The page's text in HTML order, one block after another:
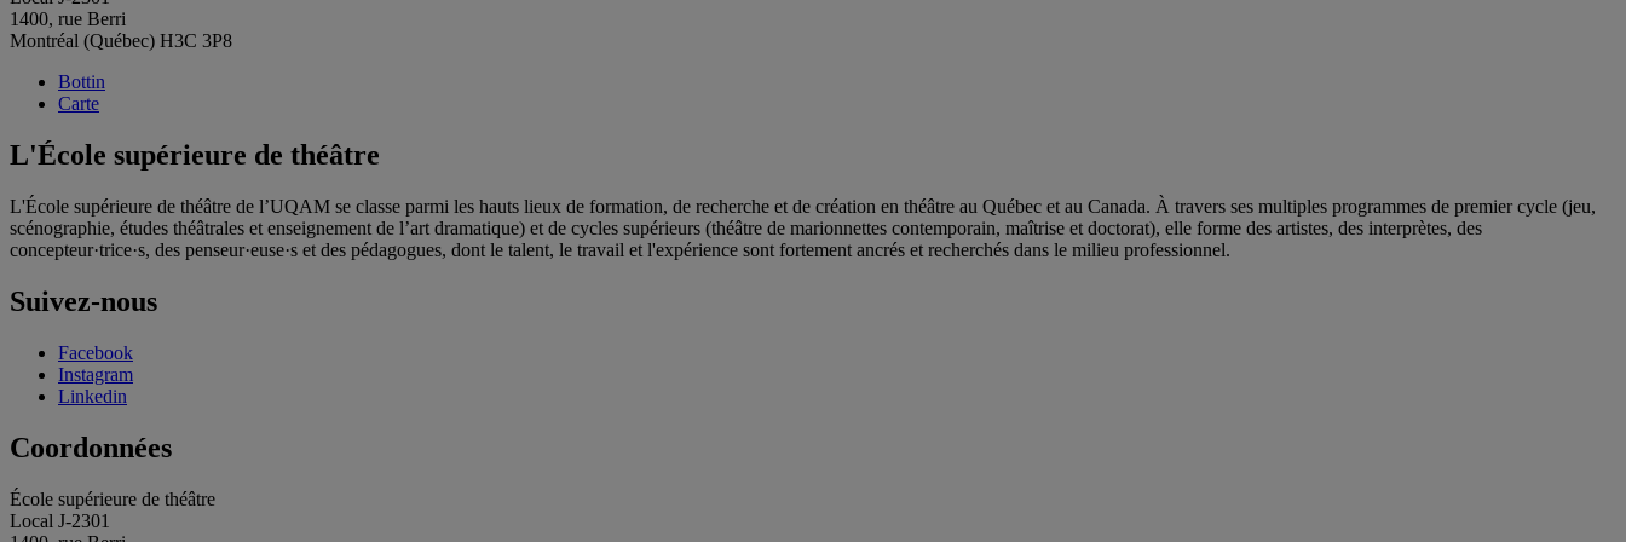
1400, rue Berri
Montréal (Québec) H3C 3P8
Bottin
Carte
L'École supérieure de théâtre
L'École supérieure de théâtre de l’UQAM se classe parmi les hauts lieux de formation, de recherche et de création en théâtre au Québec et au Canada. À travers ses multiples programmes de premier cycle (jeu,
scénographie, études théâtrales et enseignement de l’art dramatique) et de cycles supérieurs (théâtre de marionnettes contemporain, maîtrise et doctorat), elle forme des artistes, des interprètes, des
concepteur·trice·s, des penseur·euse·s et des pédagogues, dont le talent, le travail et l'expérience sont fortement ancrés et recherchés dans le milieu professionnel.
Suivez-nous
Facebook
Instagram
Linkedin
Coordonnées
École supérieure de théâtre
Local J-2301